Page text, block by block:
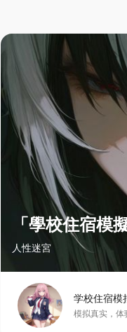
「學校住宿模
人性迷宮
学校住宿模
模拟真实，体